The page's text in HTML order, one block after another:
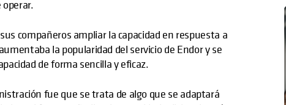
compañeros ampliar la capacidad en respuesta a
la popularidad del servicio de Endor y se
de forma sencilla y eficaz.
fue que se trata de algo que se adaptará